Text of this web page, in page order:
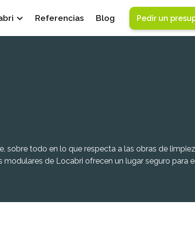
Referencias Blog Pedir un
sobre todo en lo que respecta a las obras de
de Locabri ofrecen un lugar seguro para